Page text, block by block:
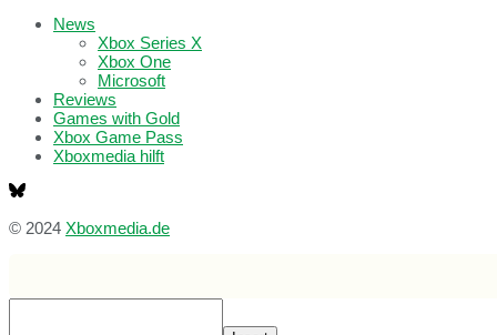
News
Xbox Series X
Xbox One
Microsoft
Reviews
Games with Gold
Xbox Game Pass
Xboxmedia hilft
© 2024 Xboxmedia.de